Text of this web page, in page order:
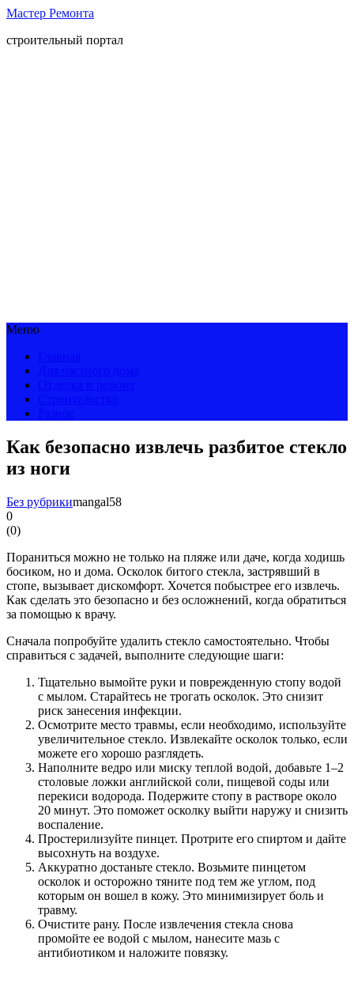
Мастер Ремонта
строительный портал
Меню
Как безопасно извлечь разбитое стекло
из ноги
Без рубрикиmangal58
0
(0)
Пораниться можно не только на пляже или даче, когда ходишь
босиком, но и дома. Осколок битого стекла, застрявший в
стопе, вызывает дискомфорт. Хочется побыстрее его извлечь.
Как сделать это безопасно и без осложнений, когда обратиться
за помощью к врачу.
Сначала попробуйте удалить стекло самостоятельно. Чтобы
справиться с задачей, выполните следующие шаги:
Тщательно вымойте руки и поврежденную стопу водой
с мылом. Старайтесь не трогать осколок. Это снизит
риск занесения инфекции.
Осмотрите место травмы, если необходимо, используйте
увеличительное стекло. Извлекайте осколок только, если
можете его хорошо разглядеть.
Наполните ведро или миску теплой водой, добавьте 1–2
столовые ложки английской соли, пищевой соды или
перекиси водорода. Подержите стопу в растворе около
20 минут. Это поможет осколку выйти наружу и снизить
воспаление.
Простерилизуйте пинцет. Протрите его спиртом и дайте
высохнуть на воздухе.
Аккуратно достаньте стекло. Возьмите пинцетом
осколок и осторожно тяните под тем же углом, под
которым он вошел в кожу. Это минимизирует боль и
травму.
Очистите рану. После извлечения стекла снова
промойте ее водой с мылом, нанесите мазь с
антибиотиком и наложите повязку.